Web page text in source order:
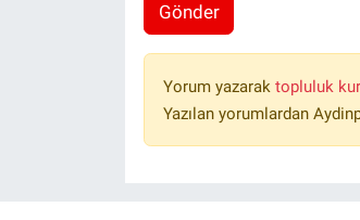
Gönder
Yorum yazarak topluluk
Yazılan yorumlardan